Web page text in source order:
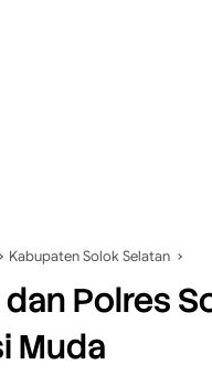
Kabupaten Solok Selatan
Polres
Muda